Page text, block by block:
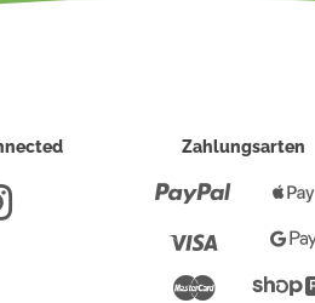
Zahlungsarten
Paypal
Mastercard